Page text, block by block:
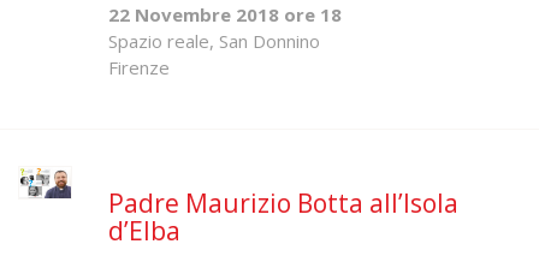
22 Novembre 2018 ore 18
Spazio reale, San Donnino
Firenze
Padre Maurizio Botta all’Isola
d’Elba